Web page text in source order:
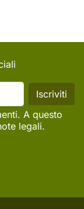
A questo
legali.